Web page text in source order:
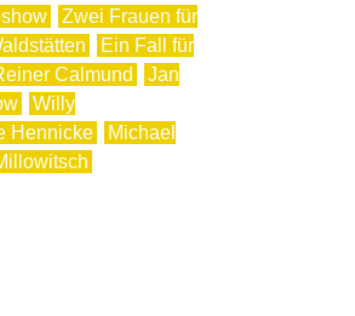
Zwei Frauen für
Ein Fall für
Calmund
Jan
Willy
Hennicke
Michael